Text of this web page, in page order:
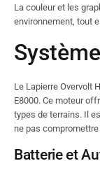
La couleur et les
environnement, tout
Le Lapierre Overvolt
E8000. Ce moteur
types de terrains. Il
ne pas
Batterie et